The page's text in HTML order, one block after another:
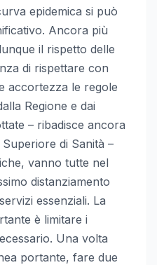
epidemica si può
Ancora più
il rispetto delle
di rispettare con
accortezza le regole
Regione e dai
– ribadisce ancora
di Sanità –
vanno tutte nel
distanziamento
essenziali. La
è limitare i
Una volta
portante, fare due